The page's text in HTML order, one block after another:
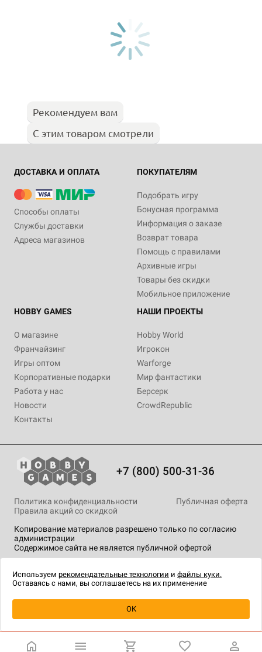
Купить| 1 590 ₽
Рекомендуем вам
С этим товаром смотрели
ДОСТАВКА И ОПЛАТА
Способы оплаты
Службы доставки
Адреса магазинов
ПОКУПАТЕЛЯМ
Подобрать игру
Бонусная программа
Информация о заказе
Возврат товара
Помощь с правилами
Архивные игры
Товары без скидки
Мобильное приложение
HOBBY GAMES
О магазине
Франчайзинг
Игры оптом
Корпоративные подарки
Работа у нас
Новости
Контакты
НАШИ ПРОЕКТЫ
Hobby World
Игрокон
Warforge
Мир фантастики
Берсерк
CrowdRepublic
+7 (800) 500-31-36
Копирование материалов разрешено только по согласию
администрации
Содержимое сайта не является публичной офертой
Политика конфиденциальности
Публичная оферта
Правила акций со скидкой
технологии.
Используем рекомендательные технологии и файлы куки.
Оставаясь с нами, вы соглашаетесь на их применение
OK